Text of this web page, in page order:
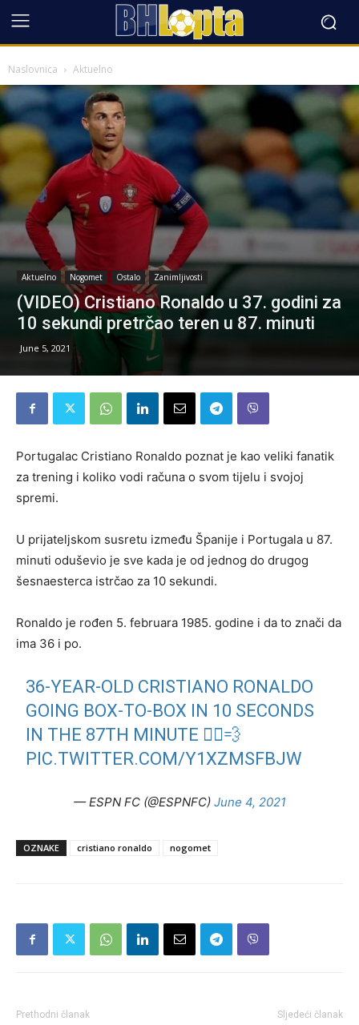
Naslovnica Aktuelno
Aktuelno Nogomet Ostalo Zanimljivosti
(VIDEO) Cristiano Ronaldo u 37. godini za
10 sekundi pretrčao teren u 87. minuti
June 5, 2021
Portugalac Cristiano Ronaldo poznat je kao veliki fanatik
za trening i koliko vodi računa o svom tijelu i svojoj
spremi.
U prijateljskom susretu između Španije i Portugala u 87.
minuti oduševio je sve kada je od jednog do drugog
šesnaesterca istrčao za 10 sekundi.
Ronaldo je rođen 5. februara 1985. godine i da to znači da
ima 36 i po.
36-YEAR-OLD CRISTIANO RONALDO
GOING BOX-TO-BOX IN 10 SECONDS
IN THE 87TH MINUTE 🏃‍♂️💨
PIC.TWITTER.COM/Y1XZMSFBJW
— ESPN FC (@ESPNFC) June 4, 2021
OZNAKE cristiano ronaldo nogomet
Prethodni članak Sljedeći članak